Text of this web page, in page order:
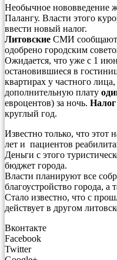
Необычное нововведение
Палангу. Власти этого
ввести новый налог.
Литовские СМИ сообщают,
одобрено городским
Ожидается, что уже с 1
остановившиеся в
квартирах у частного
дополнительную плату
евроцентов) за ночь. Налог
круглый год.
Известно только, что этот
лет и пациентов
Деньги с этого
бюджет города.
Власти планируют все
благоустройство города, а
Стало известно, что с
действует в другом
Вконтакте
Facebook
Twitter